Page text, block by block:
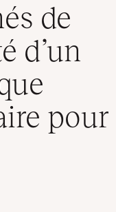
de
d’un
pour